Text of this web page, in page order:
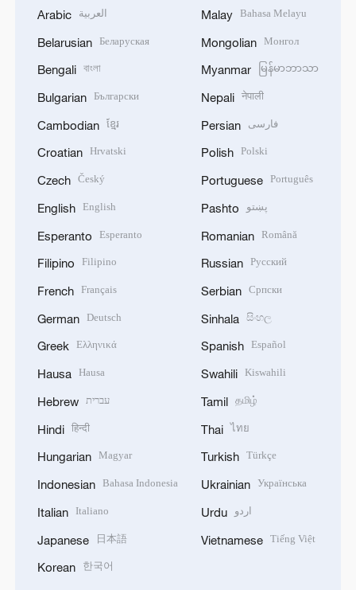
Arabic العربية
Belarusian Беларуская
Bengali বাংলা
Bulgarian Български
Cambodian ខ្មែរ
Croatian Hrvatski
Czech Český
English English
Esperanto Esperanto
Filipino Filipino
French Français
German Deutsch
Greek Ελληνικά
Hausa Hausa
Hebrew עברית
Hindi हिन्दी
Hungarian Magyar
Indonesian Bahasa Indonesia
Italian Italiano
Japanese 日本語
Korean 한국어
Malay Bahasa Melayu
Mongolian Монгол
Myanmar မြန်မာဘာသာ
Nepali नेपाली
Persian فارسی
Polish Polski
Portuguese Português
Pashto پښتو
Romanian Română
Russian Русский
Serbian Српски
Sinhala සිංහල
Spanish Español
Swahili Kiswahili
Tamil தமிழ்
Thai ไทย
Turkish Türkçe
Ukrainian Українська
Urdu اردو
Vietnamese Tiếng Việt